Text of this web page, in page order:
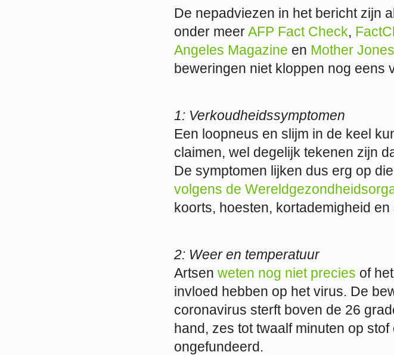
De nepadviezen in het bericht zijn
onder meerAFP Fact Check,
Angeles Magazine en Mother Jones
beweringen niet kloppen nog eens
1: Verkoudheidssymptomen
Een loopneus en slijm in de keel
claimen, wel degelijk tekenen zijn
De symptomen lijken dus erg op
volgens de
koorts, hoesten, kortademigheid
2: Weer en temperatuur
Artsen weten nog niet precies of
invloed hebben op het virus. De
coronavirus sterft boven de 26
hand, zes tot twaalf minuten op
ongefundeerd.